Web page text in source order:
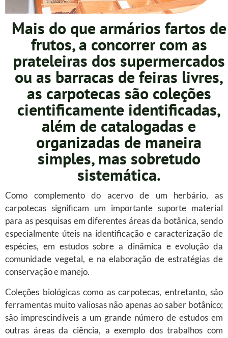
Mais do que armários fartos de
frutos, a concorrer com as
prateleiras dos supermercados
ou as barracas de feiras livres,
as carpotecas são coleções
cientificamente identificadas,
além de catalogadas e
organizadas de maneira
simples, mas sobretudo
sistemática.
Como complemento do acervo de um herbário, as
carpotecas significam um importante suporte material
para as pesquisas em diferentes áreas da botânica, sendo
especialmente úteis na identificação e caracterização de
espécies, em estudos sobre a dinâmica e evolução da
comunidade vegetal, e na elaboração de estratégias de
conservação e manejo.
Coleções biológicas como as carpotecas, entretanto, são
ferramentas muito valiosas não apenas ao saber botânico;
são imprescindíveis a um grande número de estudos em
outras áreas da ciência, a exemplo dos trabalhos com